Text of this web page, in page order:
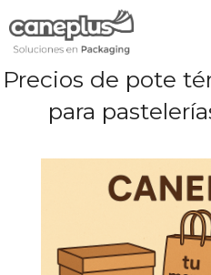
al
Precios de pote
para